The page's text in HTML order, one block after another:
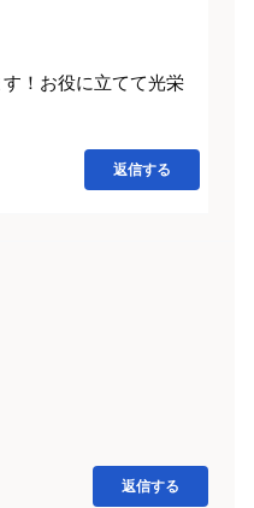
！お役に立てて光栄
返信する
返信する